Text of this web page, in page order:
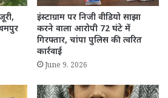
इंस्टाग्राम पर निजी वीडियो साझा
करने वाला आरोपी 72 घंटे में
गिरफ्तार, चांपा पुलिस की त्वरित
कार्रवाई
June 9, 2026